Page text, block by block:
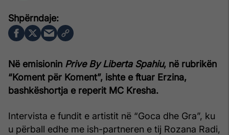
Në emisionin Prive By Liberta Spahiu, në rubrikën
“Koment për Koment”, ishte e ftuar Erzina,
bashkëshortja e reperit MC Kresha.
Intervista e fundit e artistit në “Goca dhe Gra”, ku
u përball edhe me ish-partneren e tij Rozana Radi,